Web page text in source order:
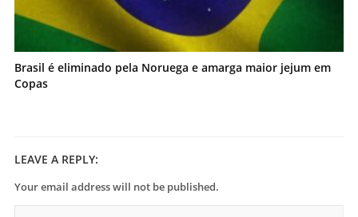
Brasil é eliminado pela Noruega e amarga maior jejum em
Copas
LEAVE A REPLY:
Your email address will not be published.